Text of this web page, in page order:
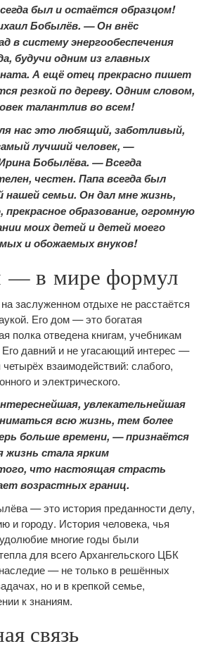
был и остаётся образцом!
Бобылёв. — Он внёс
в систему энергообеспечения
будучи одним из главных
А ещё отец прекрасно пишет
резкой по дереву. Одним словом,
талантлив во всем!
нас это любящий, заботливый,
лучший человек, —
Бобылёва. — Всегда
честен. Папа всегда был
нашей семьи. Он дал мне жизнь,
образование, огромную
моих детей и детей моего
и обожаемых внуков!
— в мире формул
заслуженном отдыхе не расстаётся
Его дом — это богатая
полка отведена книгам, учебникам
давний и не угасающий интерес —
взаимодействий: слабого,
и электрического.
увлекательнейшая
всю жизнь, тем более
больше времени, — признаётся
жизнь стала ярким
что настоящая страсть
возрастных границ.
— это история преданности делу,
и городу. История человека, чья
многие годы были
для всего Архангельского ЦБК
— не только в решённых
но и в крепкой семье,
к знаниям.
связь